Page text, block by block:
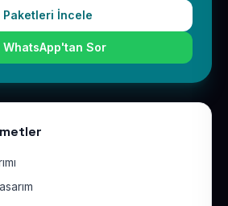
Paketleri İncele
WhatsApp'tan Sor